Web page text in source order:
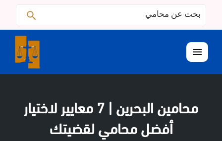
البحث
عن:
القائمة
محامين البحرين | 7 معايير لاختيار
أفضل محامي لقضيتك